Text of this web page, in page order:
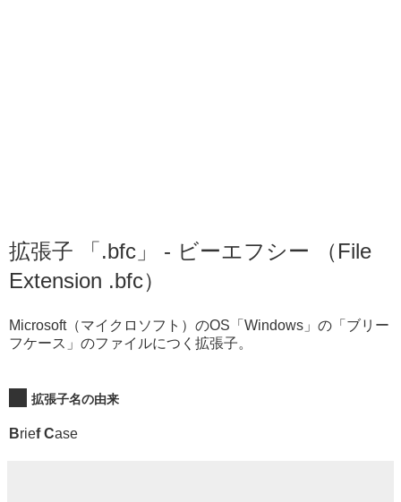
拡張子 「.bfc」 - ビーエフシー （File
Extension .bfc）
Microsoft（マイクロソフト）のOS「Windows」の「ブリー
フケース」のファイルにつく拡張子。
拡張子名の由来
Brief Case